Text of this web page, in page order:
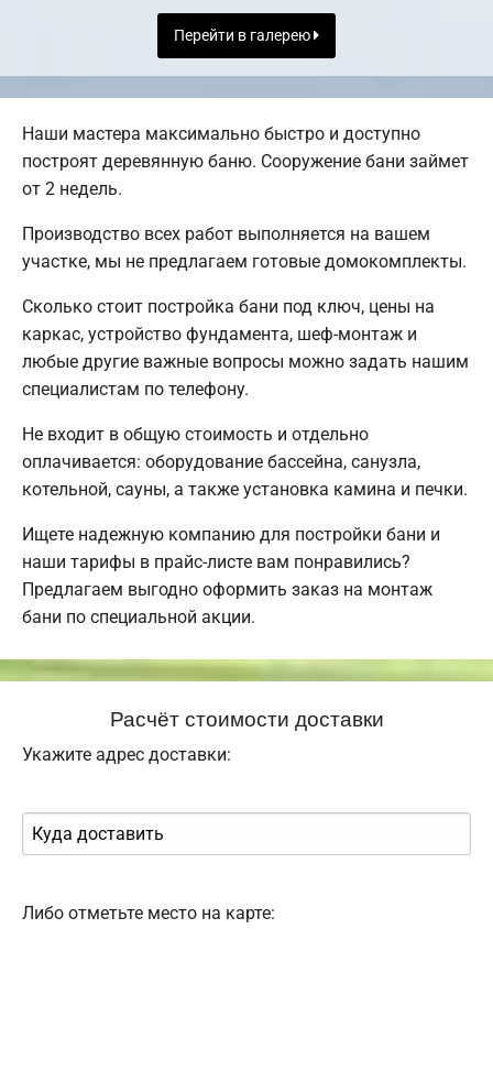
Перейти в галерею
Наши мастера максимально быстро и доступно
построят деревянную баню. Сооружение бани займет
от 2 недель.
Производство всех работ выполняется на вашем
участке, мы не предлагаем готовые домокомплекты.
Сколько стоит постройка бани под ключ, цены на
каркас, устройство фундамента, шеф-монтаж и
любые другие важные вопросы можно задать нашим
специалистам по телефону.
Не входит в общую стоимость и отдельно
оплачивается: оборудование бассейна, санузла,
котельной, сауны, а также установка камина и печки.
Ищете надежную компанию для постройки бани и
наши тарифы в прайс-листе вам понравились?
Предлагаем выгодно оформить заказ на монтаж
бани по специальной акции.
Расчёт стоимости доставки
Укажите адрес доставки:
Либо отметьте место на карте: